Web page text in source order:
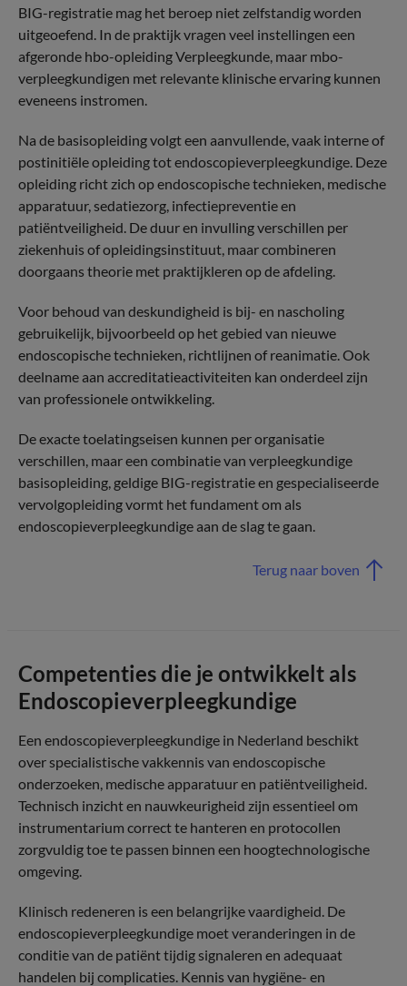
BIG-registratie mag het beroep niet zelfstandig worden
uitgeoefend. In de praktijk vragen veel instellingen een
afgeronde hbo-opleiding Verpleegkunde, maar mbo-
verpleegkundigen met relevante klinische ervaring kunnen
eveneens instromen.
Na de basisopleiding volgt een aanvullende, vaak interne of
postinitiële opleiding tot endoscopieverpleegkundige. Deze
opleiding richt zich op endoscopische technieken, medische
apparatuur, sedatiezorg, infectiepreventie en
patiëntveiligheid. De duur en invulling verschillen per
ziekenhuis of opleidingsinstituut, maar combineren
doorgaans theorie met praktijkleren op de afdeling.
Voor behoud van deskundigheid is bij- en nascholing
gebruikelijk, bijvoorbeeld op het gebied van nieuwe
endoscopische technieken, richtlijnen of reanimatie. Ook
deelname aan accreditatieactiviteiten kan onderdeel zijn
van professionele ontwikkeling.
De exacte toelatingseisen kunnen per organisatie
verschillen, maar een combinatie van verpleegkundige
basisopleiding, geldige BIG-registratie en gespecialiseerde
vervolgopleiding vormt het fundament om als
endoscopieverpleegkundige aan de slag te gaan.
Terug naar boven
Competenties die je ontwikkelt als
Endoscopieverpleegkundige
Een endoscopieverpleegkundige in Nederland beschikt
over specialistische vakkennis van endoscopische
onderzoeken, medische apparatuur en patiëntveiligheid.
Technisch inzicht en nauwkeurigheid zijn essentieel om
instrumentarium correct te hanteren en protocollen
zorgvuldig toe te passen binnen een hoogtechnologische
omgeving.
Klinisch redeneren is een belangrijke vaardigheid. De
endoscopieverpleegkundige moet veranderingen in de
conditie van de patiënt tijdig signaleren en adequaat
handelen bij complicaties. Kennis van hygiëne- en